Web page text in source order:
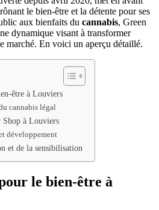
le bien-être et la détente pour ses
aux bienfaits du cannabis, Green
dynamique visant à transformer
marché. En voici un aperçu détaillé.
être à Louviers
cannabis légal
Shop à Louviers
développement
et de la sensibilisation
le bien-être à